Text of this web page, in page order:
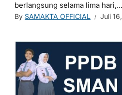
berlangsung selama lima hari,...
By SAMAKTA OFFICIAL Juli